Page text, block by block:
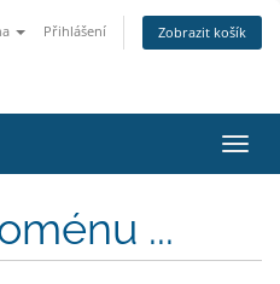
Přihlášení Zobrazit košík
...